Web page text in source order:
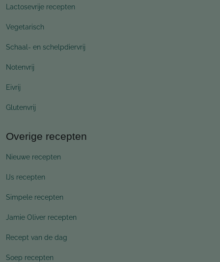
Lactosevrije recepten
Vegetarisch
Schaal- en schelpdiervrij
Notenvrij
Eivrij
Glutenvrij
Overige recepten
Nieuwe recepten
IJs recepten
Simpele recepten
Jamie Oliver recepten
Recept van de dag
Soep recepten